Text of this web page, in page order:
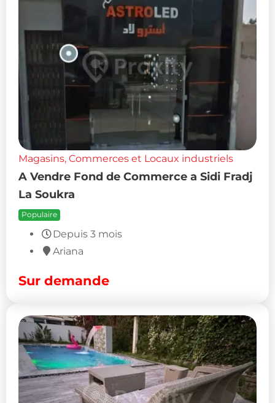
Magasins, Commerces et Locaux industriels
A Vendre Fond de Commerce a Sidi Fradj
La Soukra
Populaire
Depuis 3 mois
Ariana
Sur demande